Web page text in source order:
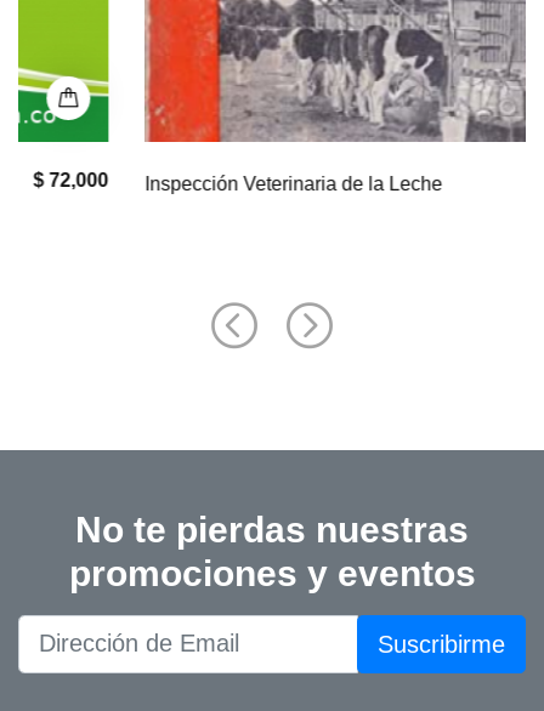
Inspección Veterinaria de la Leche
No te pierdas nuestras
promociones y eventos
Suscribirme